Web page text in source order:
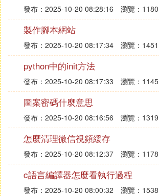
發布：2025-10-20 08:28:16 瀏覽：1180
製作腳本網站
發布：2025-10-20 08:17:34 瀏覽：1451
python中的init方法
發布：2025-10-20 08:17:33 瀏覽：1145
圖案密碼什麼意思
發布：2025-10-20 08:16:56 瀏覽：1319
怎麼清理微信視頻緩存
發布：2025-10-20 08:12:37 瀏覽：1178
c語言編譯器怎麼看執行過程
發布：2025-10-20 08:00:32 瀏覽：1538